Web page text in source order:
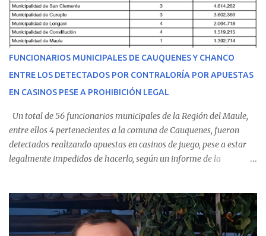
Talca con escolta de Carabineros. En medio del traslado, el
estudiante de medicina de 25 años, se agravó y pese a los esfuerzos
del personal de emergencia terminó falleciendo, sin alcanzar a
recibir atención especializada en el centro de destino. Apenas se
conoció la gravedad de su condición, sus padres —residentes en
Villarrica— se trasladaron a Cauquenes con la esperanza de una
evolución favorable. No obstante, alrededo...
FUNCIONARIOS MUNICIPALES DE CAUQUENES Y CHANCO
ENTRE LOS DETECTADOS POR CONTRALORÍA POR APUESTAS
EN CASINOS PESE A PROHIBICIÓN LEGAL
Un total de 56 funcionarios municipales de la Región del Maule,
entre ellos 4 pertenecientes a la comuna de Cauquenes, fueron
detectados realizando apuestas en casinos de juego, pese a estar
legalmente impedidos de hacerlo, según un informe de la
estableció que estos funcionarios —quienes administran o
custodian fondos públicos— efectuaron transacciones por un
monto total de $116.075.918 entre enero de 2024 y junio de 2025.